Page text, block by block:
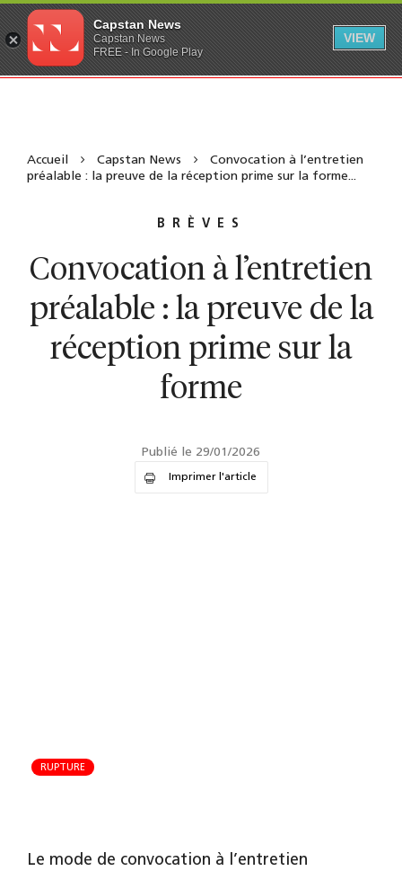
Accueil Capstan News
Convocation à l’entretien
préalable : la preuve de la réception prime sur la forme...
BRÈVES
Convocation à l’entretien
préalable : la preuve de la
réception prime sur la
forme
Publié le 29/01/2026
Imprimer l'article
RUPTURE
Le mode de convocation à l’entretien
Capstan News
Capstan News
FREE - In Google Play
VIEW